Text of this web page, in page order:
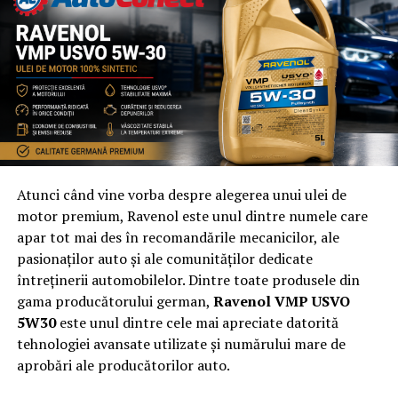
backsplash-ul ca si nou.
– personalizare: backsplash-urile din sticla permit o
personalizare completa. Puteti alege orice culoare,
design sau imagine care sa se potriveasca stilului dvs.
Placile traditionale, desi clasice, ofera mult mai putina
flexibilitate.
de rezistenta, mai ales atunci cand optati pentru sticla
securizata, care este rezistenta atat la caldura, cat si la
impact.
In timp ce faianta poate oferi o atmosfera mai clasica,
traditionala, aceasta necesita mai multa intretinere.
Liniile de chit se pot pata si decolora in timp, iar
curatarea lor poate fi anevoioasa. Sticla, pe de alta
parte, ofera o alternativa contemporana, cu intretinere
Atunci când vine vorba despre alegerea unui ulei de
motor premium, Ravenol este unul dintre numele care
apar tot mai des în recomandările mecanicilor, ale
pasionaților auto și ale comunităților dedicate
întreținerii automobilelor. Dintre toate produsele din
gama producătorului german, Ravenol VMP USVO
5W30este unul dintre cele mai apreciate datorită
tehnologiei avansate utilizate și numărului mare de
aprobări ale producătorilor auto.